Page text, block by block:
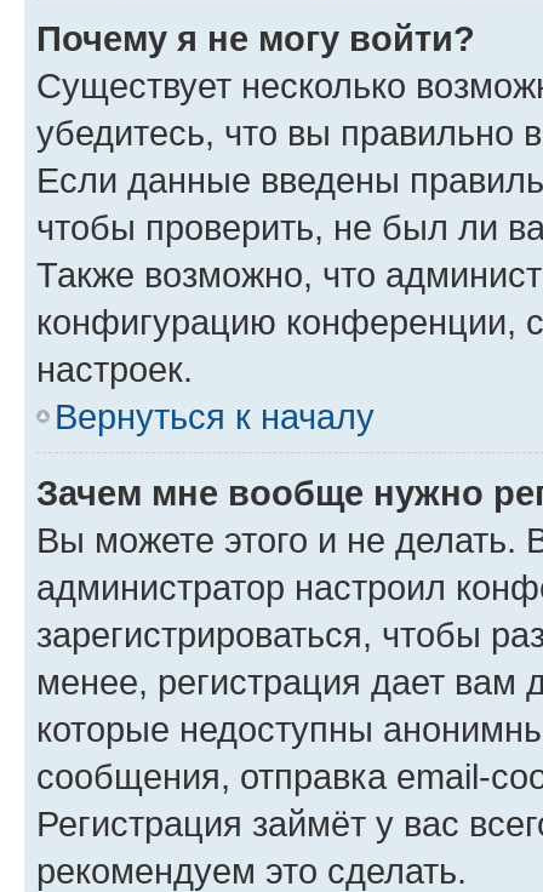
Почему я не могу войти?
Существует несколько
убедитесь, что вы правильно
Если данные введены
чтобы проверить, не был ли
Также возможно, что
конфигурацию конференции,
настроек.
Вернуться к началу
Зачем мне вообще нужно
Вы можете этого и не делать.
администратор настроил
зарегистрироваться, чтобы
менее, регистрация дает вам
которые недоступны
сообщения, отправка email-
Регистрация займёт у вас
рекомендуем это сделать.